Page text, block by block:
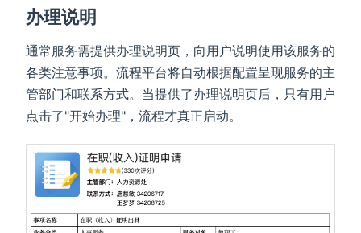
办理说明
通常服务需提供办理说明页，向用户说明使用该服务的
各类注意事项。流程平台将自动根据配置呈现服务的主
管部门和联系方式。当提供了办理说明页后，只有用户
点击了"开始办理"，流程才真正启动。